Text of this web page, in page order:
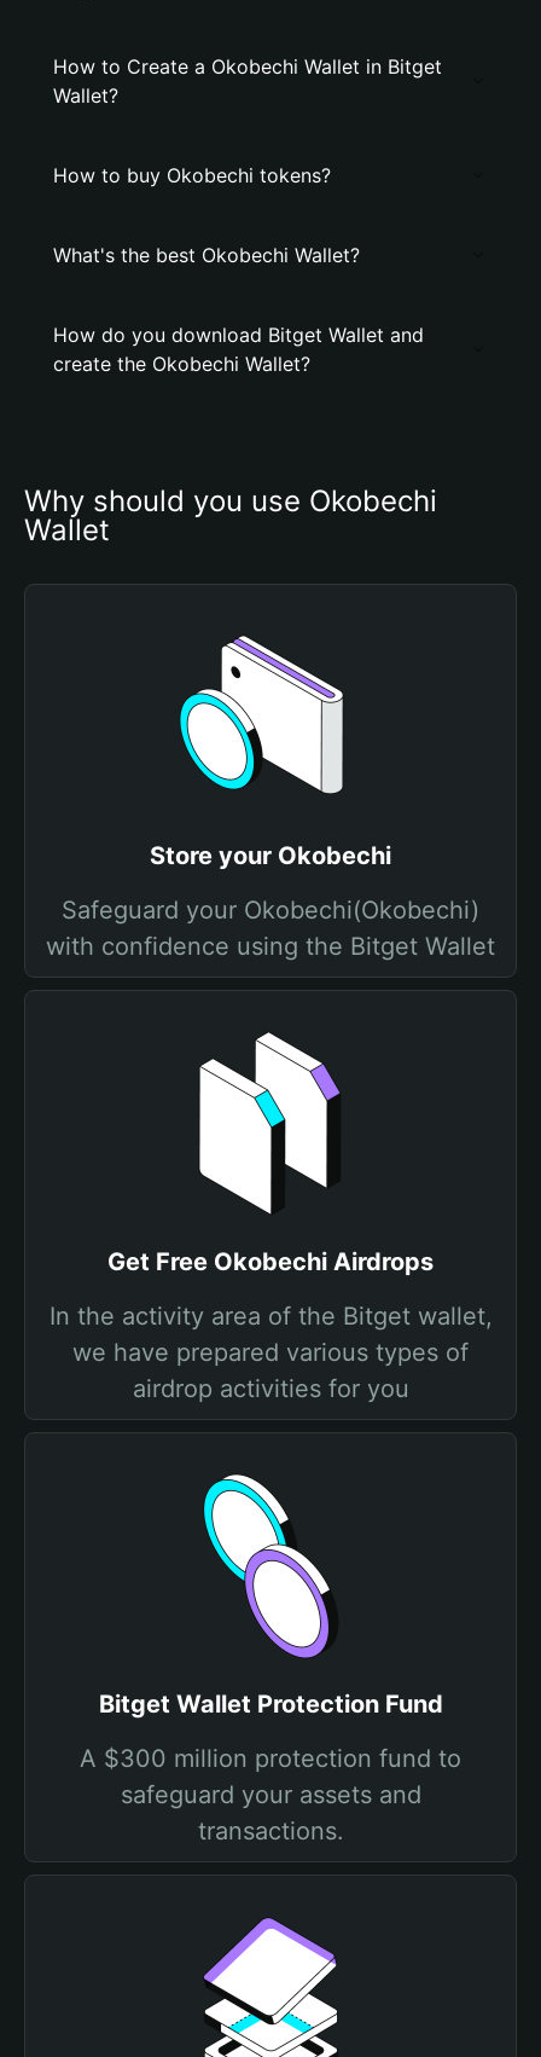
How to Create a Okobechi Wallet in Bitget
Wallet?
How to buy Okobechi tokens?
What's the best Okobechi Wallet?
How do you download Bitget Wallet and
create the Okobechi Wallet?
Why should you use Okobechi
Wallet
Store your Okobechi
Safeguard your Okobechi(Okobechi)
with confidence using the Bitget Wallet
Get Free Okobechi Airdrops
In the activity area of the Bitget wallet,
we have prepared various types of
airdrop activities for you
Bitget Wallet Protection Fund
A $300 million protection fund to
safeguard your assets and
transactions.